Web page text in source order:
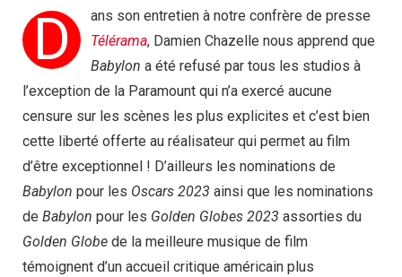
D
ans son entretien à notre confrère de presse
Télérama, Damien Chazelle nous apprend que
Babylon a été refusé par tous les studios à
l’exception de la Paramount qui n’a exercé aucune
censure sur les scènes les plus explicites et c’est bien
cette liberté offerte au réalisateur qui permet au film
d’être exceptionnel ! D’ailleurs les nominations de
Babylon pour les Oscars 2023 ainsi que les nominations
de Babylon pour les Golden Globes 2023 assorties du
Golden Globe de la meilleure musique de film
témoignent d’un accueil critique américain plus